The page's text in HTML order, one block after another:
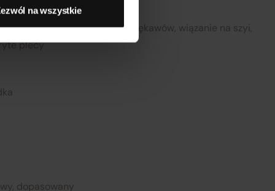
na wszystkie
marszczenia, mini, bez rękawów, wiązanie na szyi,
plecy
dopasowany